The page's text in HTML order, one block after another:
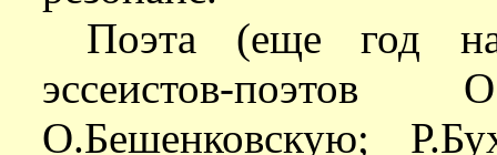
Поэта (еще год
эссеистов-поэтов
О.Бешенковскую;